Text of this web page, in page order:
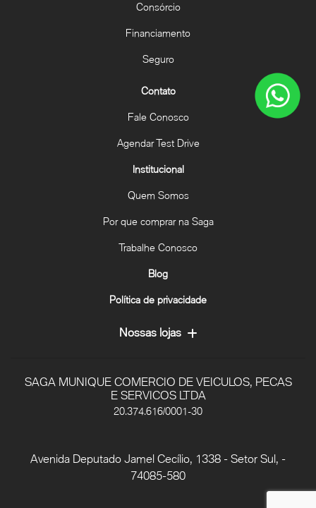
Consórcio
Financiamento
Seguro
Contato
Fale Conosco
Agendar Test Drive
Institucional
Quem Somos
Por que comprar na Saga
Trabalhe Conosco
Blog
Política de privacidade
Nossas lojas
SAGA MUNIQUE COMERCIO DE VEICULOS, PECAS
E SERVICOS LTDA
20.374.616/0001-30
Avenida Deputado Jamel Cecílio, 1338 - Setor Sul, -
74085-580